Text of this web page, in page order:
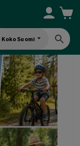
Koko Suomi